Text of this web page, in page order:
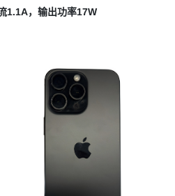
1.1A，输出功率17W